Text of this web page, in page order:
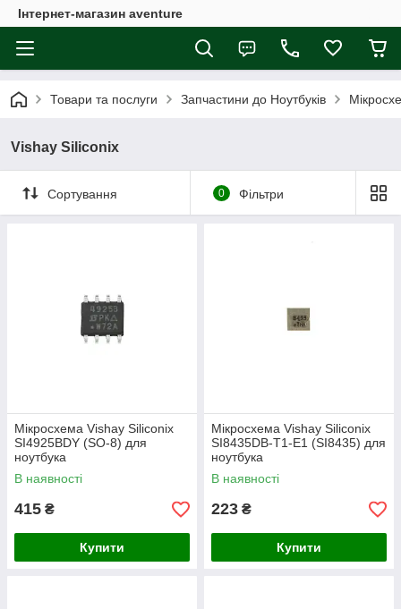
Інтернет-магазин aventure
Товари та послуги Запчастини до Ноутбуків
Vishay Siliconix
Сортування 0 Фільтри
Мікросхема Vishay Siliconix
SI4925BDY (SO-8) для
ноутбука
В наявності
415 ₴
Купити
Мікросхема Vishay Siliconix
SI8435DB-T1-E1 (SI8435) для
ноутбука
В наявності
223 ₴
Купити